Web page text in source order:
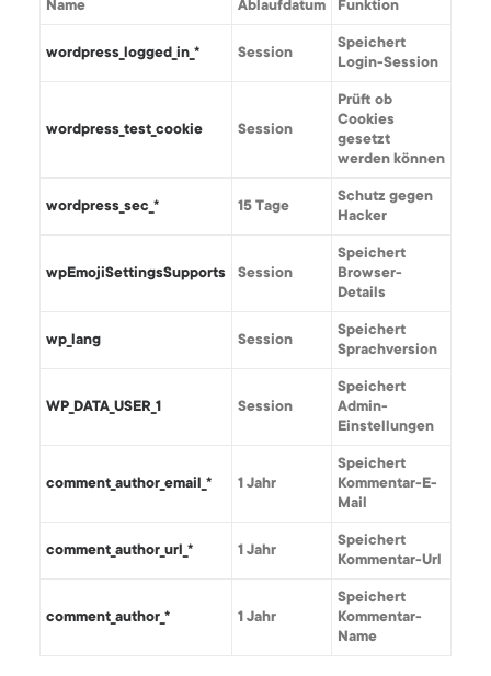
Name Ablaufdatum Funktion
wordpress_logged_in_* Session
Speichert
Login-Session
wordpress_test_cookie Session
Prüft ob
Cookies
gesetzt
werden können
wordpress_sec_* 15 Tage
Schutz gegen
Hacker
wpEmojiSettingsSupports Session
Speichert
Browser-
Details
wp_lang Session
Speichert
Sprachversion
WP_DATA_USER_1 Session
Speichert
Admin-
Einstellungen
comment_author_email_* 1 Jahr
Speichert
Kommentar-E-
Mail
comment_author_url_* 1 Jahr
Speichert
Kommentar-Url
comment_author_* 1 Jahr
Speichert
Kommentar-
Name